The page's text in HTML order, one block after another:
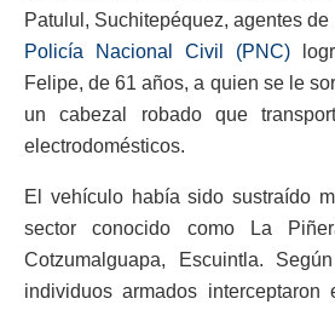
Patulul, Suchitepéquez, agentes
Policía Nacional Civil (PNC)
Felipe, de 61 años, a quien se le
un cabezal robado que
electrodomésticos.
El vehículo había sido sustraído
sector conocido como La
Cotzumalguapa, Escuintla.
individuos armados